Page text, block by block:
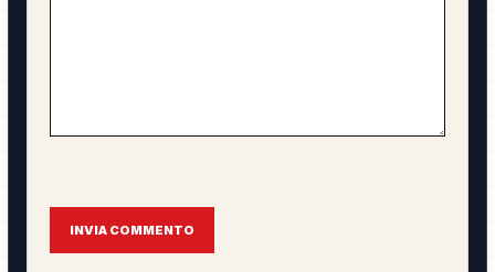
INVIA COMMENTO